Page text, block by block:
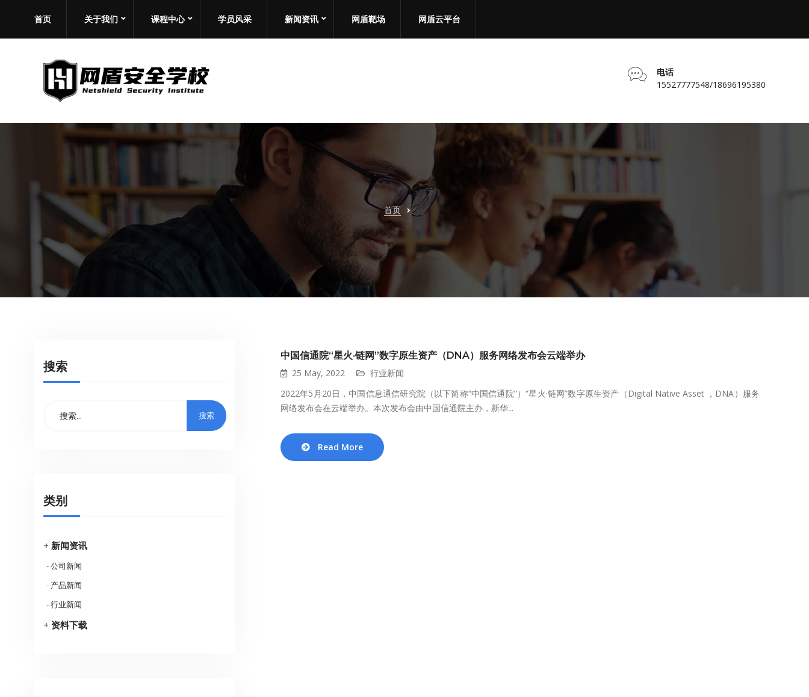
首页 关于我们 课程中心 学员风采 新闻资讯 网盾靶场 网盾云平台
电话
15527777548/18696195380
首页
中国信通院“星火·链网”数字原生资产（DNA）服务网络发布会云端举办
25 May, 2022
行业新闻
2022年5月20日，中国信息通信研究院（以下简称“中国信通院”）“星火·链网”数字原生资产（Digital Native Asset ，DNA）服务
网络发布会在云端举办。本次发布会由中国信通院主办，新华...
Read More
搜索
类别
+ 新闻资讯
-公司新闻
- 产品新闻
-行业新闻
+ 资料下载